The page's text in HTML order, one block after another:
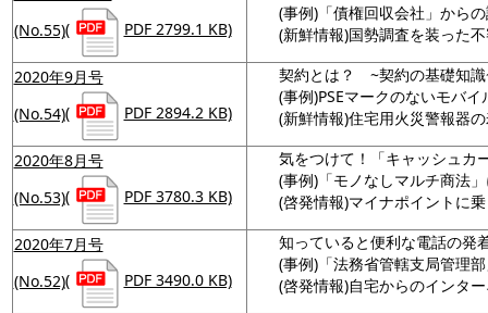
(No.55)( PDF 2799.1 KB)
(事例)「債権回収会社」から
(新鮮情報)国勢調査を装った
2020年9月号
(No.54)( PDF 2894.2 KB)
契約とは？ ~契約の基礎知識
(事例)PSEマークのないモバ
(新鮮情報)住宅用火災警報器
2020年8月号
(No.53)( PDF 3780.3 KB)
気をつけて！「キャッシュカ
(事例)「モノなしマルチ商法
(啓発情報)マイナポイントに
2020年7月号
(No.52)( PDF 3490.0 KB)
知っていると便利な電話の発
(事例)「法務省管轄支局管理
(啓発情報)自宅からのインタ